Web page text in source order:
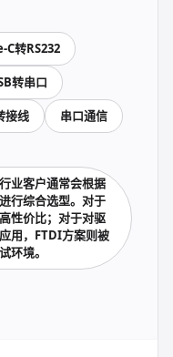
C转RS232
转串口
接线 串口通信
业客户通常会根据
行综合选型。对于
性价比；对于对驱
用，FTDI方案则被
环境。